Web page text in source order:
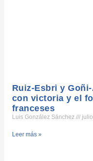
Ruiz-Esbri y
con victoria y el
franceses
Luis González Sánchez julio
Leer más »